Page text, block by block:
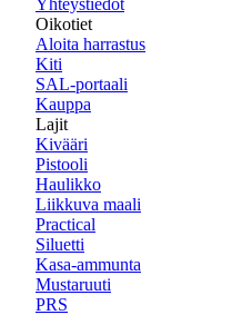
Yhteystiedot
Oikotiet
Aloita harrastus
Kiti
SAL-portaali
Kauppa
Lajit
Kivääri
Pistooli
Haulikko
Liikkuva maali
Practical
Siluetti
Kasa-ammunta
Mustaruuti
PRS